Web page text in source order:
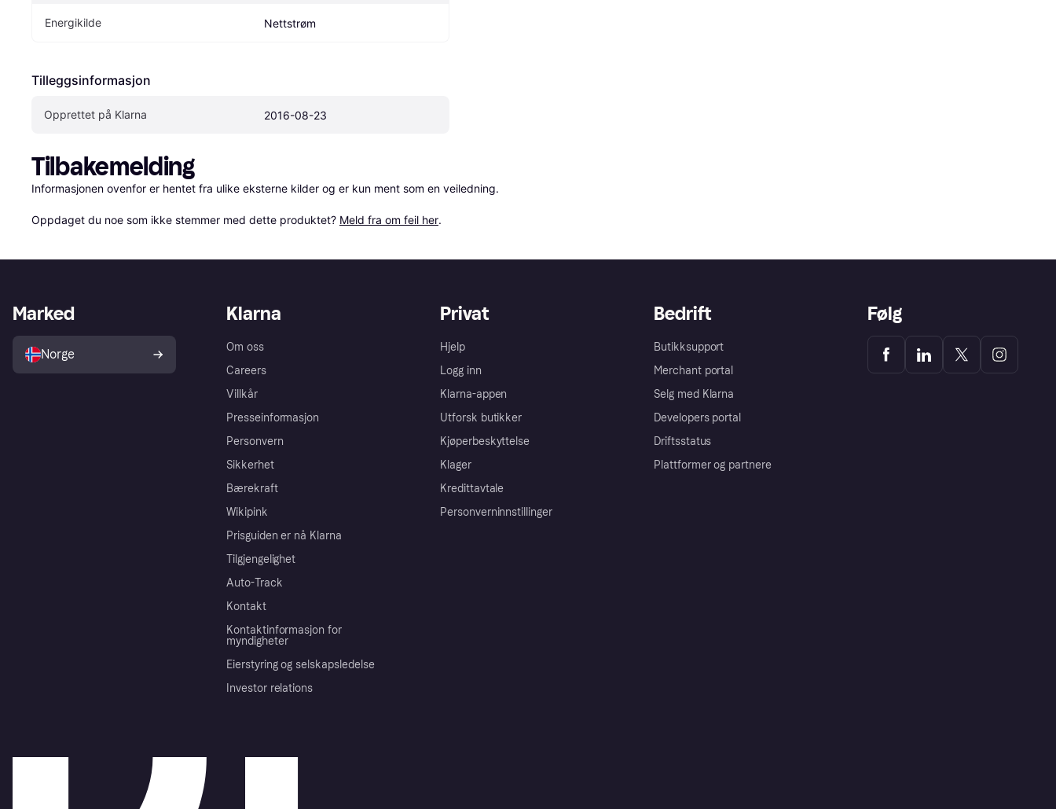
Energikilde Nettstrøm
Tilleggsinformasjon
Opprettet på Klarna 2016-08-23
Tilbakemelding
Informasjonen ovenfor er hentet fra ulike eksterne kilder og er kun ment som en veiledning.
Oppdaget du noe som ikke stemmer med dette produktet? Meld fra om feil her.
Klarna
Om oss
Careers
Villkår
Presseinformasjon
Personvern
Sikkerhet
Bærekraft
Wikipink
Prisguiden er nå Klarna
Tilgjengelighet
Auto-Track
Kontakt
Kontaktinformasjon for
myndigheter
Eierstyring og selskapsledelse
Investor relations
Privat
Hjelp
Logg inn
Klarna-appen
Utforsk butikker
Kjøperbeskyttelse
Klager
Kredittavtale
Personverninnstillinger
Bedrift
Butikksupport
Merchant portal
Selg med Klarna
Developers portal
Driftsstatus
Plattformer og partnere
Marked
Norge
Følg